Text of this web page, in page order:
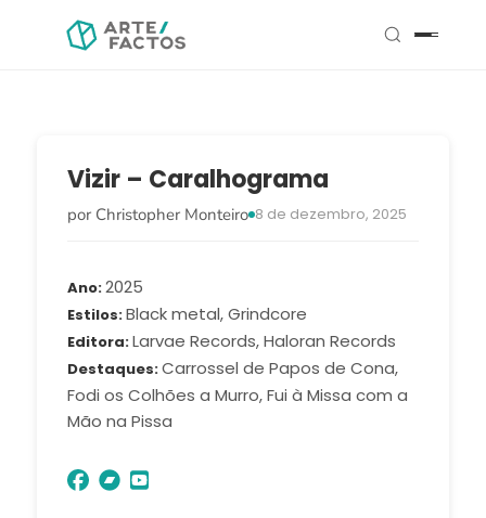
Vizir – Caralhograma
por Christopher Monteiro 8 de dezembro, 2025
Ano 2025
Estilos Black metal, Grindcore
Editora Larvae Records, Haloran Records
Destaques Carrossel de Papos de Cona,
Fodi os Colhões a Murro, Fui à Missa com a
Mão na Pissa